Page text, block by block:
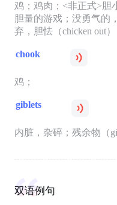
鸡；鸡肉；<非正式>胆
胆量的游戏；没勇气的
弃，胆怯（chicken out）
chook
鸡；
giblets
内脏，杂碎；残余物（
双语例句